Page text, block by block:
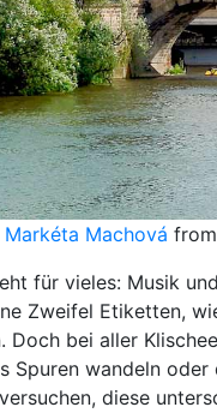
Markéta Machová from
für vieles: Musik
Zweifel Etiketten,
Doch bei aller
Spuren wandeln
diese